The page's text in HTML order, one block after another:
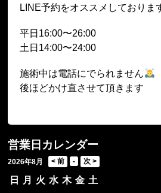
LINE予約をオススメしておりま
平日16:00〜26:00
土日14:00〜24:00
施術中は電話にでられません
後ほどかけ直させて頂きます
営業日カレンダー
2026年8月
日 月 火 水 木 金 土